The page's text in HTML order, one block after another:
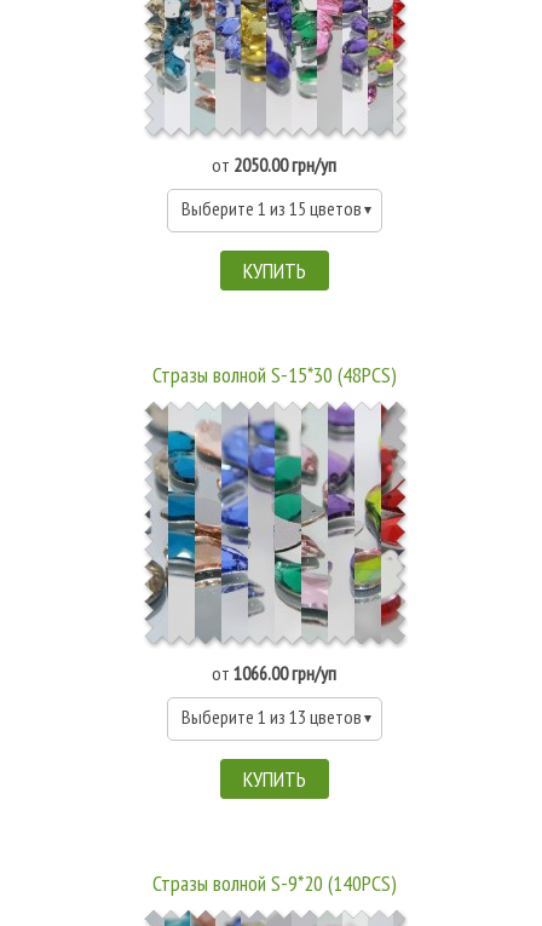
от 2050.00 грн/уп
Выберите 1 из 15 цветов
КУПИТЬ
Стразы волной S-15*30 (48PCS)
от 1066.00 грн/уп
Выберите 1 из 13 цветов
КУПИТЬ
Стразы волной S-9*20 (140PCS)